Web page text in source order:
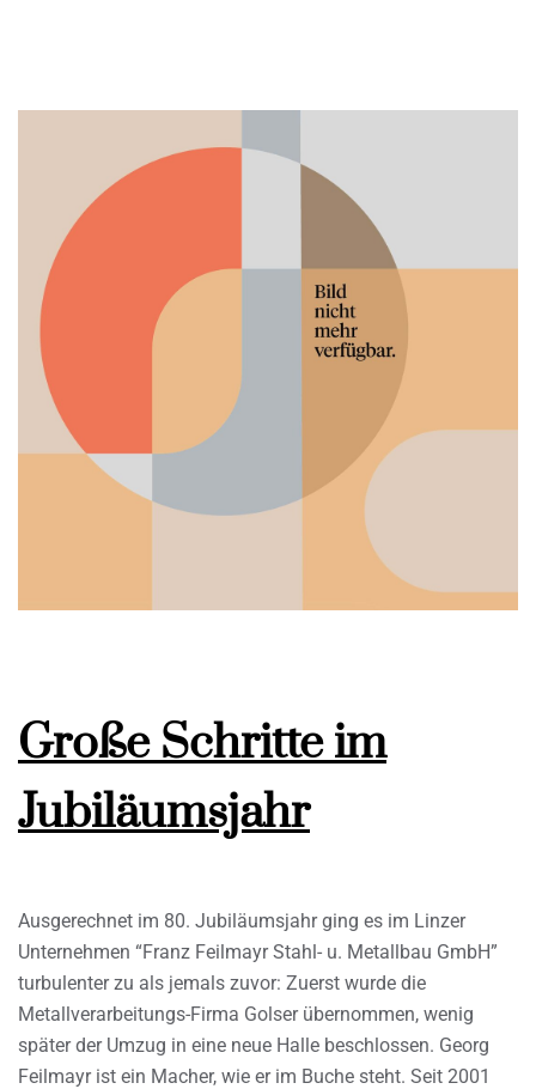
Große Schritte im
Jubiläumsjahr
Ausgerechnet im 80. Jubiläumsjahr ging es im Linzer
Unternehmen “Franz Feilmayr Stahl- u. Metallbau GmbH”
turbulenter zu als jemals zuvor: Zuerst wurde die
Metallverarbeitungs-Firma Golser übernommen, wenig
später der Umzug in eine neue Halle beschlossen. Georg
Feilmayr ist ein Macher, wie er im Buche steht. Seit 2001